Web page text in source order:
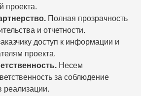
проекта.
Полная прозрачность
и отчетности.
доступ к информации и
проекта.
Несем
за соблюдение
реализации.